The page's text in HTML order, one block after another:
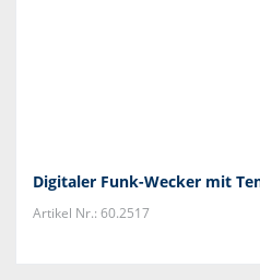
Digitaler Funk-Wecker mit
Artikel Nr.: 60.2517